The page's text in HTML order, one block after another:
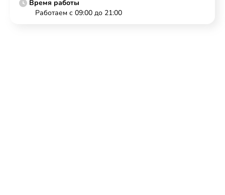
Время работы
Работаем с 09:00 до 21:00